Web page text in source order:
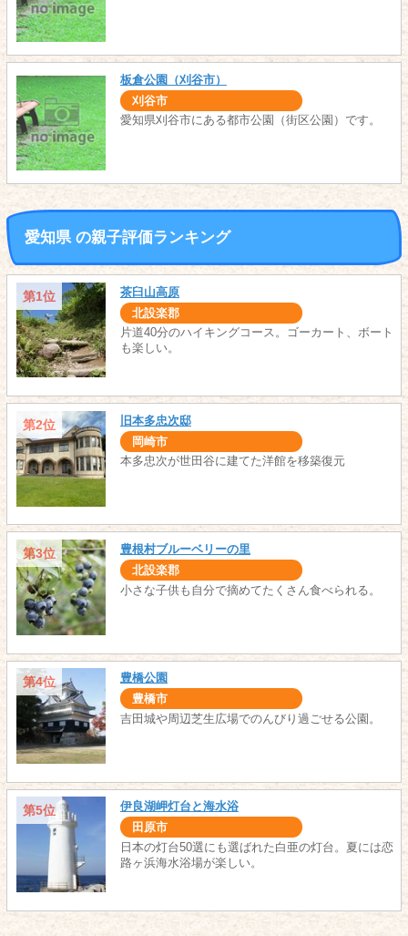
板倉公園（刈谷市）
刈谷市
愛知県刈谷市にある都市公園（街区公園）です。
愛知県 の親子評価ランキング
第1位 茶臼山高原
北設楽郡
片道40分のハイキングコース。ゴーカート、ボート
も楽しい。
第2位 旧本多忠次邸
岡崎市
本多忠次が世田谷に建てた洋館を移築復元
第3位 豊根村ブルーベリーの里
北設楽郡
小さな子供も自分で摘めてたくさん食べられる。
第4位 豊橋公園
豊橋市
吉田城や周辺芝生広場でのんびり過ごせる公園。
第5位 伊良湖岬灯台と海水浴
田原市
日本の灯台50選にも選ばれた白亜の灯台。夏には恋
路ヶ浜海水浴場が楽しい。